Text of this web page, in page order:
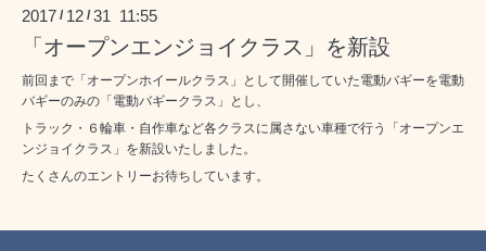
2017 / 12 /31 11:55
「オープンエンジョイクラス」を新設
前回まで「オープンホイールクラス」として開催していた電動バギーを電動
バギーのみの「電動バギークラス」とし、
トラック・６輪車・自作車など各クラスに属さない車種で行う「オープンエ
ンジョイクラス」を新設いたしました。
たくさんのエントリーお待ちしています。